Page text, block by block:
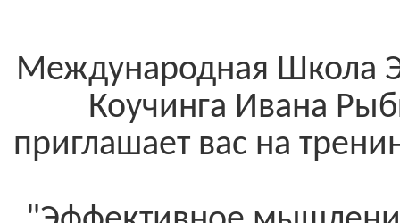
Международная Школа
Коучинга Ивана
приглашает вас на